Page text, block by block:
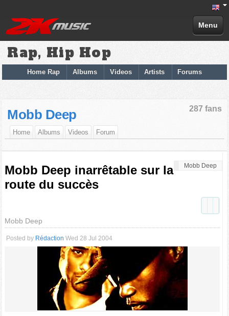
Menu
Rap, Hip Hop
Home Rap Albums Videos Artists Forums
287 fans
Mobb Deep
Home Albums Videos Forum
Mobb Deep
Mobb Deep inarrêtable sur la
route du succès
Mobb Deep
Posted by Rédaction Wed 28 Jul 2004